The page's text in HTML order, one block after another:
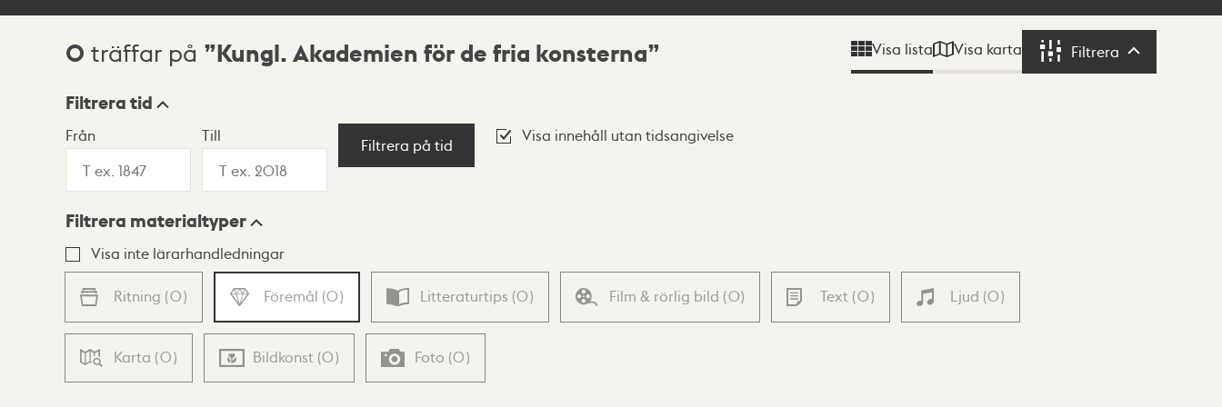
Sökresultat
0 träffar på Kungl. Akademien för de fria konsterna Visa lista Visa karta Filtrera Filtrera
Visningsläge
Lista Karta
Filtrera tid
Från Till
Filtrera på tid
Visa innehåll utan tidsangivelse
Filtrera materialtyper
Visa inte lärarhandledningar
Ritning (0) Föremål (0) Litteraturtips (0) Film & rörlig bild (0) Text (0) Ljud (0)
Karta (0) Bildkonst (0) Foto (0)